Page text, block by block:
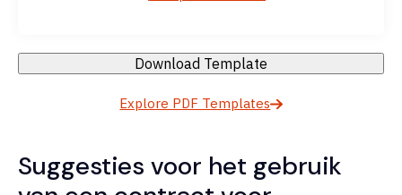
Download Template
Explore PDF Templates
Suggesties voor het gebruik